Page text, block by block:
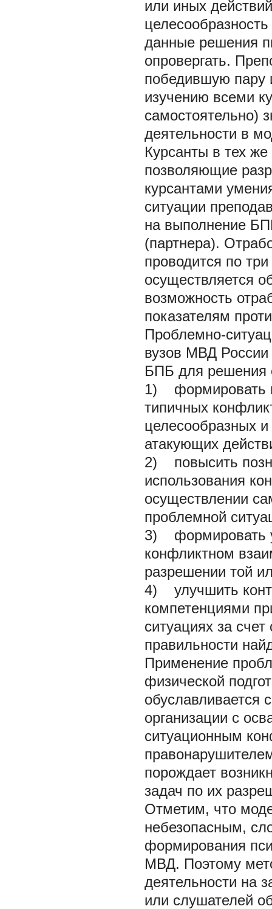
или иных
данные решения
опровергать.
победившую пару
изучению всеми
самостоятельно)
деятельности в
Курсанты в тех
позволяющие
курсантами
ситуации
на выполнение
(партнера).
проводится по
осуществляется
возможность
показателям
Проблемно-
вузов МВД
БПБ для решения
1) формировать
типичных
целесообразных
атакующих
2) повысить
использования
осуществлении
проблемной
3) формировать у
конфликтном
разрешении той
4) улучшить
компетенциями
ситуациях за
правильности
Применение
физической
обуславливается
организации с
ситуационным
порождает
задач по их
Отметим, что
небезопасным,
формирования
МВД. Поэтому
деятельности на
или слушателей